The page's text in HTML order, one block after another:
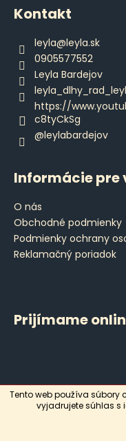
Tento web používa súbory
vyjadrujete súhlas
Kontakt
leyla@leyla.sk
0905577552
Leyla Bardejov
https://
c8tyCkSg
@leylabardejov
Informácie pre
O nás
Obchodné podmienky
Podmienky ochrany
Reklamačný poriadok
Prijímame